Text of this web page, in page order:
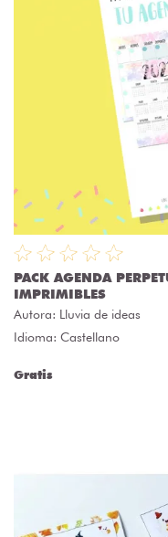
PACK AGENDA
IMPRIMIBLES
Autora: Lluvia de ideas
Idioma: Castellano
Gratis